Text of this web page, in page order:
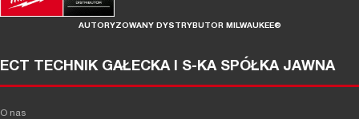
AUTORYZOWANY DYSTRYBUTOR MILWAUKEE®
ECT TECHNIK GAŁECKA I S-KA SPÓŁKA JAWNA
O nas